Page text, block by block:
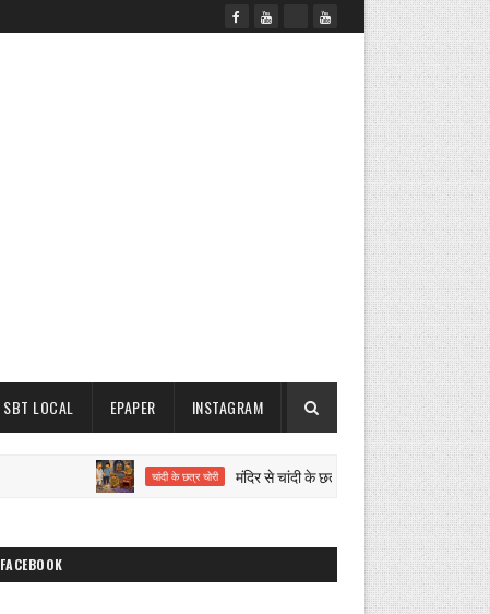
SBT LOCAL EPAPER INSTAGRAM
चांदी के छत्र चोरी मंदिर से चांदी के छत्र व गुल्लक चोरी
FACEBOOK